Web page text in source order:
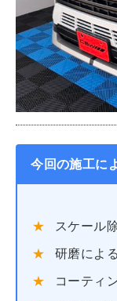
今回の施工に
スケール
研磨によ
コーティ